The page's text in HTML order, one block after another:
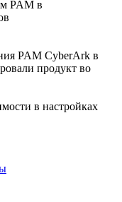
PAM в
PAM CyberArk в
продукт во
в настройках